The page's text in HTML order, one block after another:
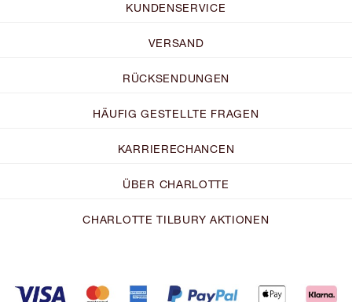
KUNDENSERVICE
VERSAND
RÜCKSENDUNGEN
HÄUFIG GESTELLTE FRAGEN
KARRIERECHANCEN
ÜBER CHARLOTTE
CHARLOTTE TILBURY AKTIONEN